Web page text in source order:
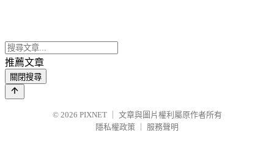
推薦文章
關閉搜尋
© 2026 PIXNET
文章與圖片權利屬原作者所有
隱私權政策
服務聲明